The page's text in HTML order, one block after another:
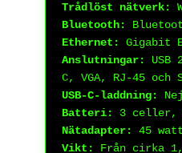
Trådlöst nätverk:
Bluetooth:
Ethernet:
Gigabit
Anslutningar:
USB
C, VGA, RJ-45 och
USB-C-laddning:
Nej
Batteri:
3 celler,
Nätadapter:
45 watt
Vikt:
Från cirka